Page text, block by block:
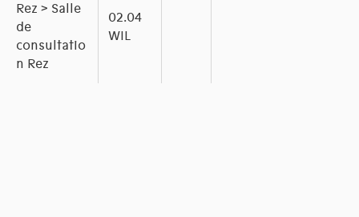
Rez > Salle
de
consultatio
n Rez
02.04
WIL